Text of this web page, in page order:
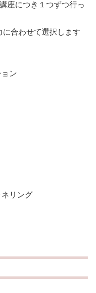
座につき１つずつ行っ
合わせて選択します
ン
リング